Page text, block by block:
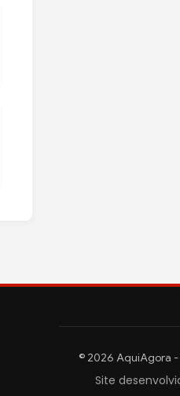
© 2026 AquiAgora -
Site